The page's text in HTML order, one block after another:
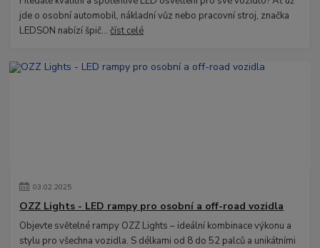
jde o osobní automobil, nákladní vůz nebo pracovní stroj, značka
LEDSON nabízí špič...číst celé
03.02.2025
OZZ Lights - LED rampy pro osobní a off-road vozidla
Objevte světelné rampy OZZ Lights – ideální kombinace výkonu a
stylu pro všechna vozidla. S délkami od 8 do 52 palců a unikátními